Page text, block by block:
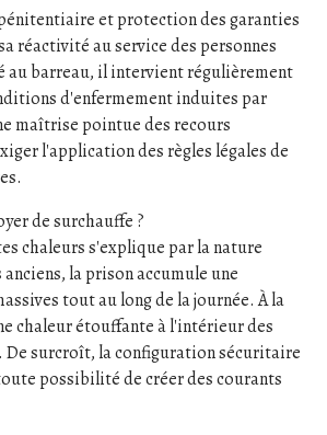
et protection des garanties
réactivité au service des personnes
au barreau, il intervient régulièrement
d'enfermement induites par
maîtrise pointue des recours
l'application des règles légales de
de surchauffe ?
chaleurs s'explique par la nature
la prison accumule une
tout au long de la journée. À la
chaleur étouffante à l'intérieur des
De surcroît, la configuration sécuritaire
possibilité de créer des courants